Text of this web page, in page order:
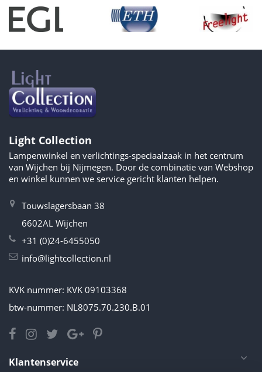
Light Collection
Lampenwinkel en verlichtings-speciaalzaak in het centrum
van Wijchen bij Nijmegen. Door de combinatie van Webshop
en winkel kunnen we service gericht klanten helpen.
Touwslagersbaan 38
6602AL Wijchen
+31 (0)24-6455050
info@lightcollection.nl
KVK nummer: KVK 09103368
btw-nummer: NL8075.70.230.B.01
Klantenservice